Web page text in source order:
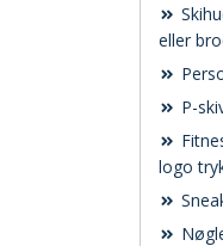
eller
P-
logo